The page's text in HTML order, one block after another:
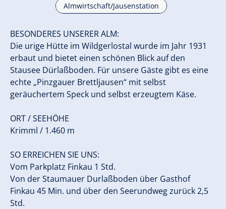
Almwirtschaft/Jausenstation
BESONDERES UNSERER ALM:
Die urige Hütte im Wildgerlostal wurde im Jahr 1931
erbaut und bietet einen schönen Blick auf den
Stausee Dürlaßboden. Für unsere Gäste gibt es eine
echte „Pinzgauer Brettljausen“ mit selbst
geräuchertem Speck und selbst erzeugtem Käse.
ORT / SEEHÖHE
Krimml / 1.460 m
SO ERREICHEN SIE UNS:
Vom Parkplatz Finkau 1 Std.
Von der Staumauer Durlaßboden über Gasthof
Finkau 45 Min. und über den Seerundweg zurück 2,5
Std.